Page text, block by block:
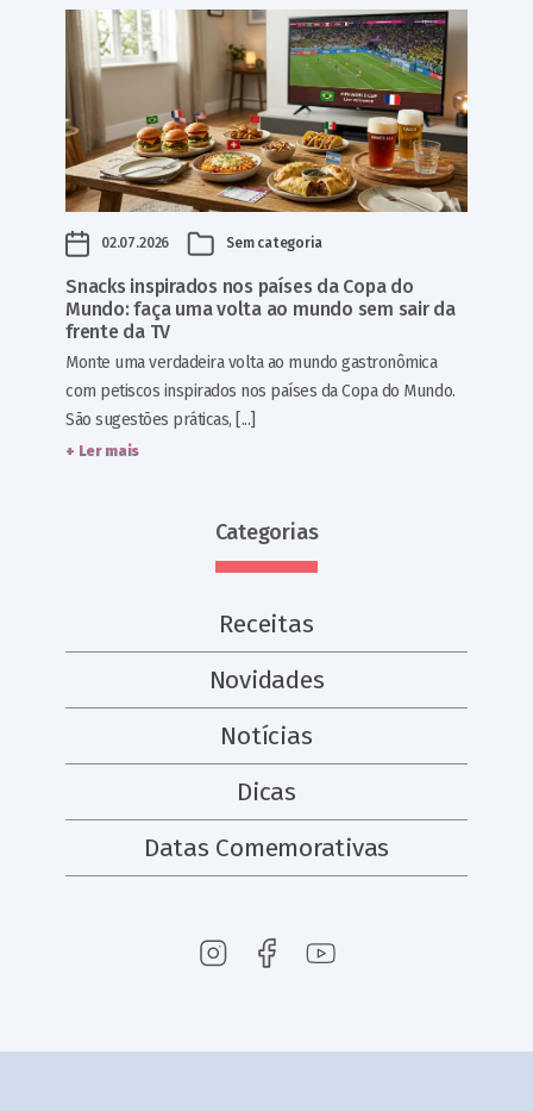
02.07.2026 Sem categoria
Snacks inspirados nos países da Copa do
Mundo: faça uma volta ao mundo sem sair da
frente da TV
Monte uma verdadeira volta ao mundo gastronômica
com petiscos inspirados nos países da Copa do Mundo.
São sugestões práticas, [...]
+ Ler mais
Categorias
Receitas
Novidades
Notícias
Dicas
Datas Comemorativas